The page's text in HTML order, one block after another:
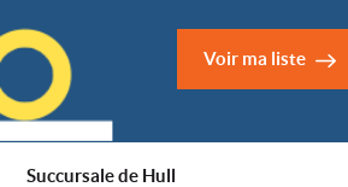
Voir ma liste
Succursale de Hull